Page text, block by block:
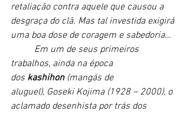
retaliação contra aquele que causou a
desgraça do clã. Mas tal investida exigirá
uma boa dose de coragem e sabedoria…
Em um de seus primeiros
trabalhos, ainda na época
dos kashihon (mangás de
aluguel), Goseki Kojima (1928 – 2000), o
aclamado desenhista por trás dos